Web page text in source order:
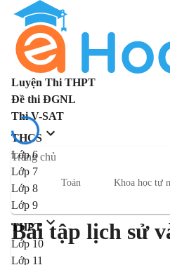
Luyện Thi THPT
Đề thi ĐGNL
Thi V-SAT
THCS
Lớp 6
Lớp 7
Lớp 8
Lớp 9
THPT
Lớp 10
Lớp 11
Trang chủ
Toán Khoa học tự
Bài tập lịch sử